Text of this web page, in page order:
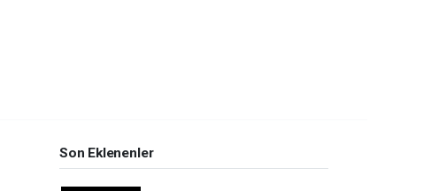
Son Eklenenler